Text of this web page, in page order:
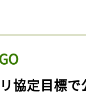
協定目標で